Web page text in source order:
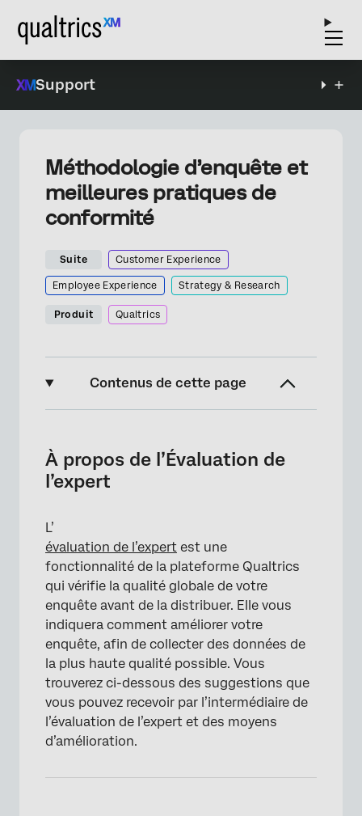
Support
Méthodologie d’enquête et
meilleures pratiques de
conformité
Suite Customer Experience
Employee Experience Strategy & Research
Produit Qualtrics
Contenus de cette page
Compatibilité mobile
Nombre de tableaux de matrice
Accessibilité : WCAG
Lisibilité des questions
La dernière question de l’enquête est un
texte descriptif
Utiliser une question certifiée Qualtrics
Références
À propos de l’Évaluation de
l’expert
L’
évaluation de l’expert est une
fonctionnalité de la plateforme Qualtrics
qui vérifie la qualité globale de votre
enquête avant de la distribuer. Elle vous
indiquera comment améliorer votre
enquête, afin de collecter des données de
la plus haute qualité possible. Vous
trouverez ci-dessous des suggestions que
vous pouvez recevoir par l’intermédiaire de
l’évaluation de l’expert et des moyens
d’amélioration.